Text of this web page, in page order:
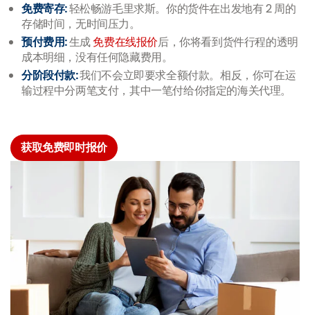
免费寄存:轻松畅游毛里求斯。你的货件在出发地有 2 周的
存储时间，无时间压力。
预付费用:生成免费在线报价后，你将看到货件行程的透明
成本明细，没有任何隐藏费用。
分阶段付款:我们不会立即要求全额付款。相反，你可在运
输过程中分两笔支付，其中一笔付给你指定的海关代理。
获取免费即时报价